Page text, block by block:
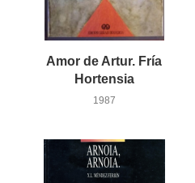
Amor de Artur. Fría
Hortensia
1987